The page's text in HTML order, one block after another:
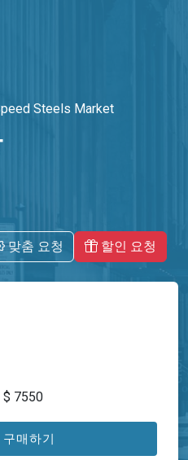
Steels Market
맞춤 요청 할인 요청
$ 7550
매하기